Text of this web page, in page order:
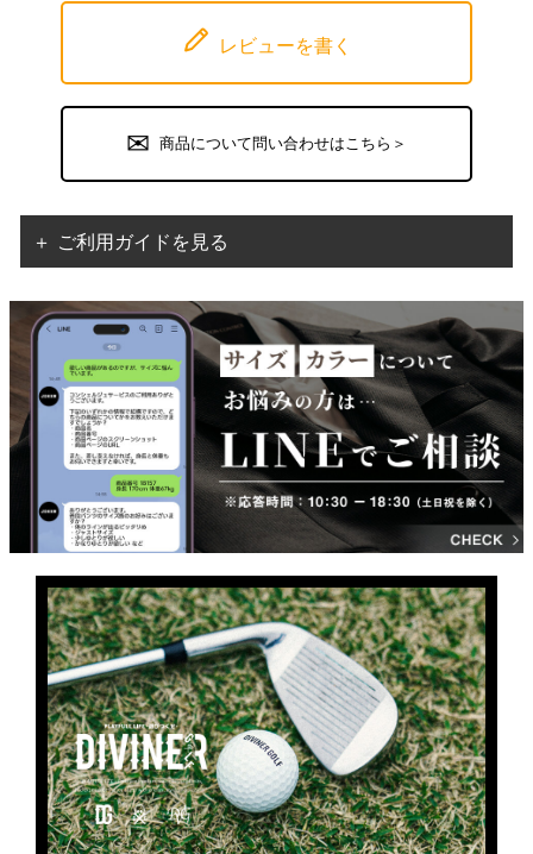
レビューを書く
商品について問い合わせはこちら＞
＋ ご利用ガイドを見る